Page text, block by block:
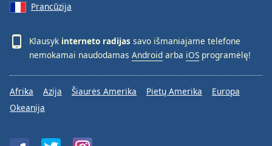
Prancūzija
Klausyk interneto radijas savo išmaniajame telefone
nemokamai naudodamas Android arba iOS programėlę!
Afrika Azija Šiaurės Amerika Pietų Amerika
Europa
Okeanija